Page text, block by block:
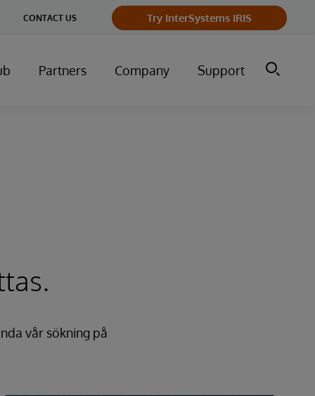
CONTACT US Try InterSystems IRIS
Partners Company Support
vår sökning på